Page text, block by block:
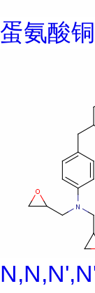
蛋氨酸铜